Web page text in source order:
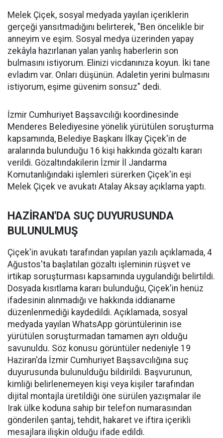
Melek Çiçek, sosyal medyada yayılan içeriklerin
gerçeği yansıtmadığını belirterek, "Ben öncelikle bir
anneyim ve eşim. Sosyal medya üzerinden yapay
zekâyla hazırlanan yalan yanlış haberlerin son
bulmasını istiyorum. Elinizi vicdanınıza koyun. İki tane
evladım var. Onları düşünün. Adaletin yerini bulmasını
istiyorum, eşime güvenim sonsuz" dedi.
İzmir Cumhuriyet Başsavcılığı koordinesinde
Menderes Belediyesine yönelik yürütülen soruşturma
kapsamında, Belediye Başkanı İlkay Çiçek'in de
aralarında bulunduğu 16 kişi hakkında gözaltı kararı
verildi. Gözaltındakilerin İzmir İl Jandarma
Komutanlığındaki işlemleri sürerken Çiçek'in eşi
Melek Çiçek ve avukatı Atalay Aksay açıklama yaptı.
HAZİRAN'DA SUÇ DUYURUSUNDA
BULUNULMUŞ
Çiçek'in avukatı tarafından yapılan yazılı açıklamada, 4
Ağustos'ta başlatılan gözaltı işleminin rüşvet ve
irtikap soruşturması kapsamında uygulandığı belirtildi.
Dosyada kısıtlama kararı bulunduğu, Çiçek'in henüz
ifadesinin alınmadığı ve hakkında iddianame
düzenlenmediği kaydedildi. Açıklamada, sosyal
medyada yayılan WhatsApp görüntülerinin ise
yürütülen soruşturmadan tamamen ayrı olduğu
savunuldu. Söz konusu görüntüler nedeniyle 19
Haziran'da İzmir Cumhuriyet Başsavcılığına suç
duyurusunda bulunulduğu bildirildi. Başvurunun,
kimliği belirlenemeyen kişi veya kişiler tarafından
dijital montajla üretildiği öne sürülen yazışmalar ile
Irak ülke koduna sahip bir telefon numarasından
gönderilen şantaj, tehdit, hakaret ve iftira içerikli
mesajlara ilişkin olduğu ifade edildi.